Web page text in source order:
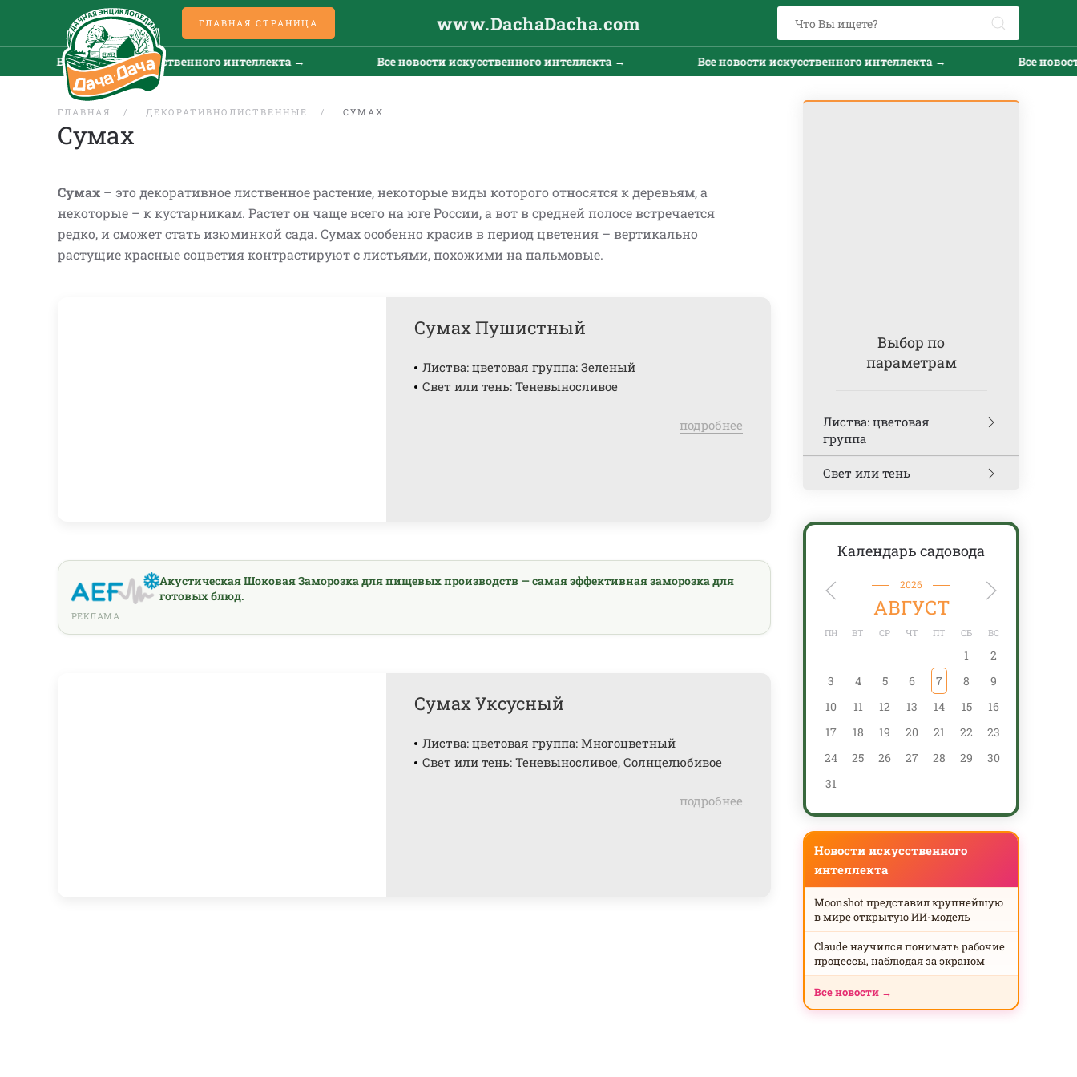
ГЛАВНАЯ СТРАНИЦА www.DachaDacha.com
Все новости искусственного интеллекта → Все новости искусственного интеллекта → Все новости искусственного интеллекта → Все
ГЛАВНАЯ ДЕКОРАТИВНОЛИСТВЕННЫЕ СУМАХ
Сумах
Сумах – это декоративное лиственное растение, некоторые виды которого относятся к деревьям, а
некоторые – к кустарникам. Растет он чаще всего на юге России, а вот в средней полосе встречается
редко, и сможет стать изюминкой сада. Сумах особенно красив в период цветения – вертикально
растущие красные соцветия контрастируют с листьями, похожими на пальмовые.
Сумах Пушистный
Листва: цветовая группа: Зеленый
Свет или тень: Теневыносливое
подробнее
Акустическая Шоковая Заморозка для пищевых производств — самая эффективная заморозка для
готовых блюд.
РЕКЛАМА
Сумах Уксусный
Листва: цветовая группа: Многоцветный
Свет или тень: Теневыносливое, Солнцелюбивое
подробнее
Выбор по
параметрам
Листва: цветовая
группа
Свет или тень
Календарь садовода
2026
АВГУСТ
ПН ВТ СР ЧТ ПТ СБ ВС
1
2
3
4 5 6 7 8
9
10
11 12 13 14 15
16
17
18 19 20 21 22
23
24
25 26 27 28 29
30
31
Новости искусственного
интеллекта
Moonshot представил крупнейшую
в мире открытую ИИ-модель
Claude научился понимать рабочие
процессы, наблюдая за экраном
Все новости →